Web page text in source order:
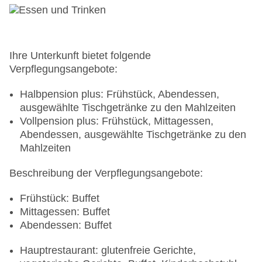
Ihre Unterkunft bietet folgende
Verpflegungsangebote:
Halbpension plus: Frühstück, Abendessen,
ausgewählte Tischgetränke zu den Mahlzeiten
Vollpension plus: Frühstück, Mittagessen,
Abendessen, ausgewählte Tischgetränke zu den
Mahlzeiten
Beschreibung der Verpflegungsangebote:
Frühstück: Buffet
Mittagessen: Buffet
Abendessen: Buffet
Hauptrestaurant: glutenfreie Gerichte,